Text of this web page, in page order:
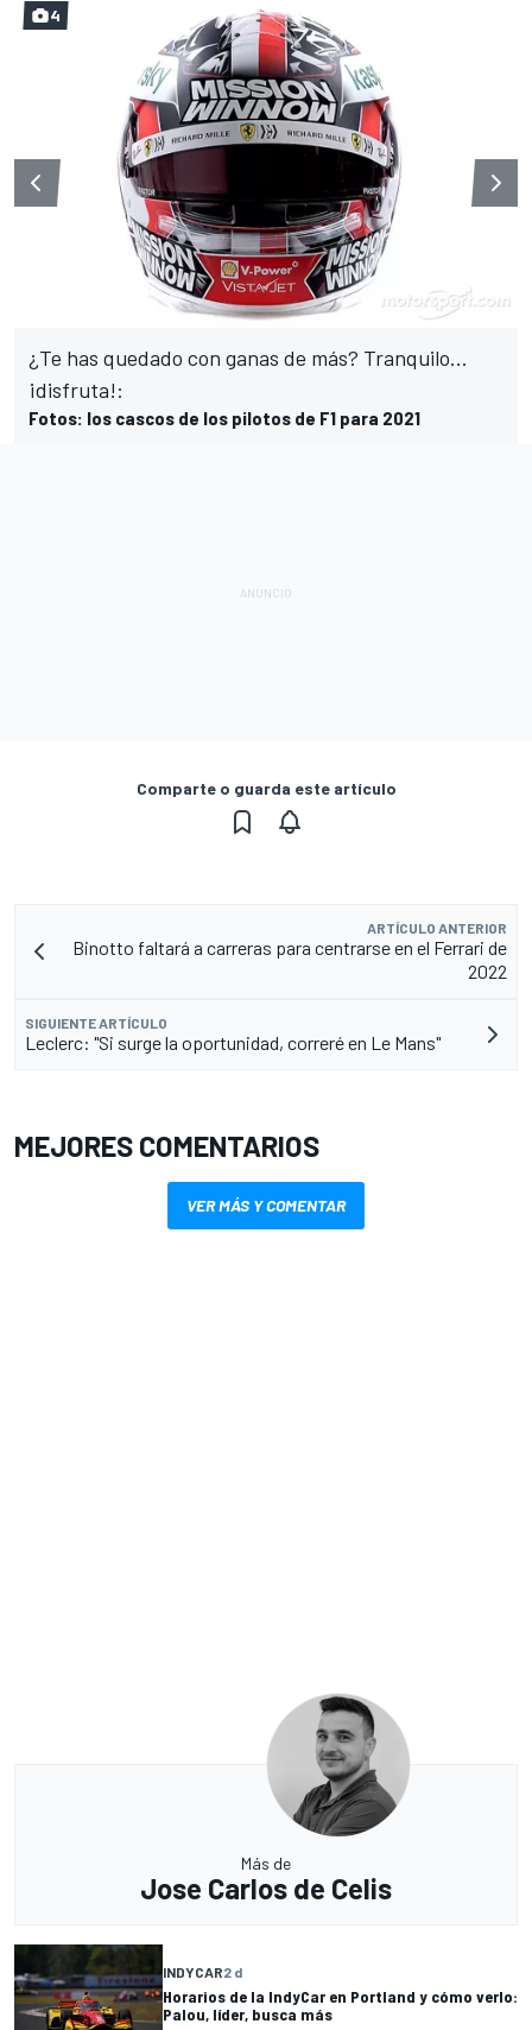
4
¿Te has quedado con ganas de más? Tranquilo...
¡disfruta!:
Fotos: los cascos de los pilotos de F1 para 2021
Comparte o guarda este artículo
ARTÍCULO ANTERIOR
Binotto faltará a carreras para centrarse en el Ferrari de
2022
SIGUIENTE ARTÍCULO
Leclerc: "Si surge la oportunidad, correré en Le Mans"
MEJORES COMENTARIOS
VER MÁS Y COMENTAR
Más de
Jose Carlos de Celis
INDYCAR2 d
Horarios de la IndyCar en Portland y cómo verlo:
Palou, líder, busca más